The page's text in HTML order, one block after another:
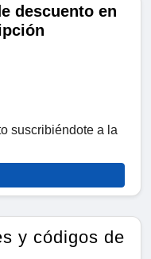
descuento en
suscribiéndote a la
y códigos de